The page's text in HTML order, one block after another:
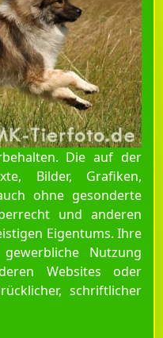
Die auf der
Bilder, Grafiken,
ohne gesonderte
und anderen
Eigentums. Ihre
Nutzung
Websites oder
schriftlicher